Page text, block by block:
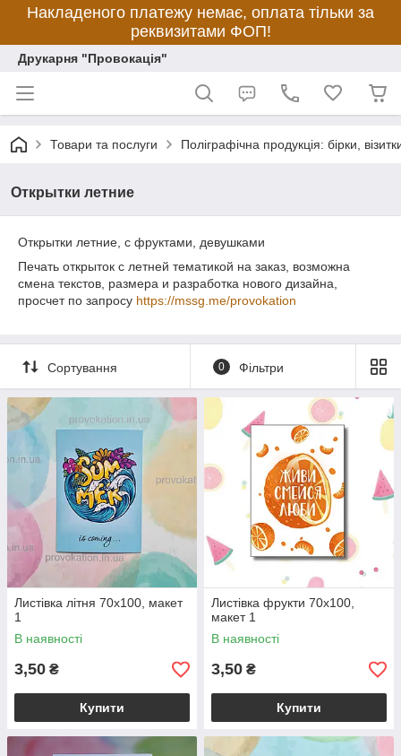
Накладеного платежу немає, оплата тільки за
реквизитами ФОП!
Друкарня "Провокація"
Товари та послуги Поліграфічна продукція: бірки,
Открытки летние
Открытки летние, с фруктами, девушками
Печать открыток с летней тематикой на заказ, возможна
смена текстов, размера и разработка нового дизайна,
просчет по запросу https://mssg.me/provokation
Сортування 0 Фільтри
Листівка літня 70x100, макет
1
В наявності
3,50 ₴
Купити
Листівка фрукти 70х100,
макет 1
В наявності
3,50 ₴
Купити